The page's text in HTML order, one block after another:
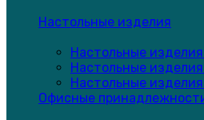
Настольные изделия
Настольные
Настольные
Настольные
Офисные